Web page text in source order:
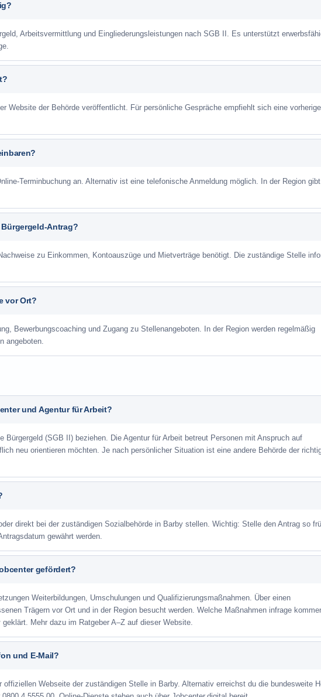
Arbeitsvermittlung und Eingliederungsleistungen nach SGB II. Es unterstützt
Website der Behörde veröffentlicht. Für persönliche Gespräche empfiehlt sich eine vorherige
Terminbuchung an. Alternativ ist eine telefonische Anmeldung möglich. In der Region
Antrag?
zu Einkommen, Kontoauszüge und Mietverträge benötigt. Die zuständige Stelle
vor Ort?
Bewerbungscoaching und Zugang zu Stellenangeboten. In der Region werden regelmäßig
angeboten.
und Agentur für Arbeit?
Bürgergeld (SGB II) beziehen. Die Agentur für Arbeit betreut Personen mit Anspruch auf
neu orientieren möchten. Je nach persönlicher Situation ist eine andere Behörde der
direkt bei der zuständigen Sozialbehörde in Barby stellen. Wichtig: Stelle den Antrag so
gewährt werden.
gefördert?
Weiterbildungen, Umschulungen und Qualifizierungsmaßnahmen. Über einen
Trägern vor Ort und in der Region besucht werden. Welche Maßnahmen infrage
Mehr dazu im Ratgeber A–Z auf dieser Website.
und E-Mail?
Webseite der zuständigen Stelle in Barby. Alternativ erreichst du die bundesweite